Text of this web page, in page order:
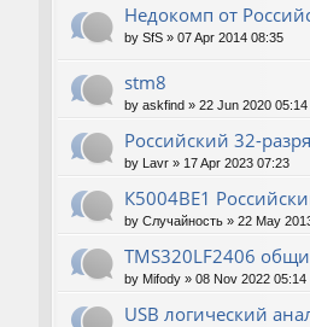
Недокомп от
by SfS » 07 Apr 2014 08:35
stm8
by askfind » 22 Jun 2020 05:14
Российский 32-
by Lavr » 17 Apr 2023 07:23
К5004ВЕ1
by Случайность » 22 May
TMS320LF2406
by Mifody » 08 Nov 2022 05:14
USB логический